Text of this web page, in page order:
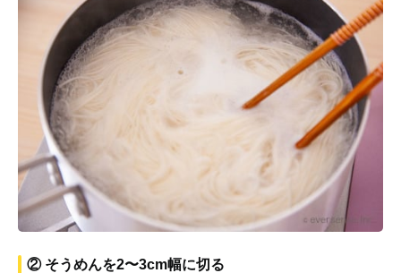
② そうめんを2〜3cm幅に切る